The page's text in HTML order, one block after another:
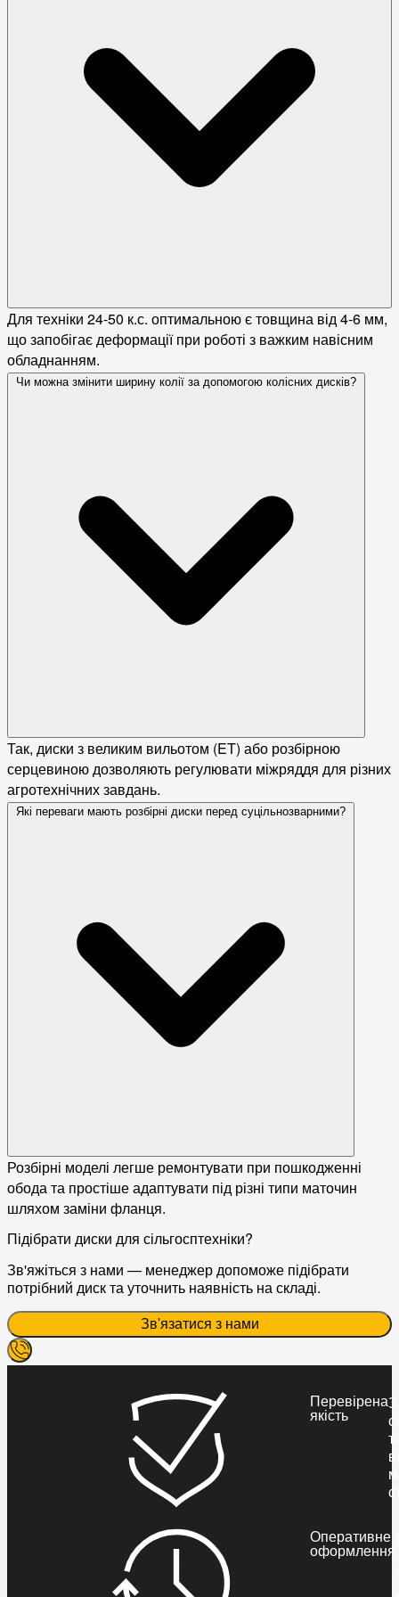
Для техніки 24-50 к.с. оптимальною є товщина від 4-6 мм,
що запобігає деформації при роботі з важким навісним
обладнанням.
Чи можна змінити ширину колії за допомогою колісних дисків?
Так, диски з великим вильотом (ET) або розбірною
серцевиною дозволяють регулювати міжряддя для різних
агротехнічних завдань.
Які переваги мають розбірні диски перед суцільнозварними?
Розбірні моделі легше ремонтувати при пошкодженні
обода та простіше адаптувати під різні типи маточин
шляхом заміни фланця.
Підібрати диски для сільгосптехніки?
Зв'яжіться з нами — менеджер допоможе підібрати
потрібний диск та уточнить наявність на складі.
Зв'язатися з нами
Перевірена
якість
Оперативне
оформлення